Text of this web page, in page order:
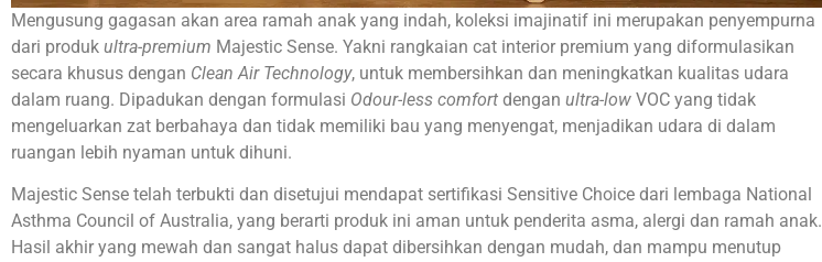
Mengusung gagasan akan area ramah anak yang indah, koleksi imajinatif ini merupakan penyempurna
dari produk ultra-premium Majestic Sense. Yakni rangkaian cat interior premium yang diformulasikan
secara khusus dengan Clean Air Technology, untuk membersihkan dan meningkatkan kualitas udara
dalam ruang. Dipadukan dengan formulasi Odour-less comfort dengan ultra-low VOC yang tidak
mengeluarkan zat berbahaya dan tidak memiliki bau yang menyengat, menjadikan udara di dalam
ruangan lebih nyaman untuk dihuni.
Majestic Sense telah terbukti dan disetujui mendapat sertifikasi Sensitive Choice dari lembaga National
Asthma Council of Australia, yang berarti produk ini aman untuk penderita asma, alergi dan ramah anak.
Hasil akhir yang mewah dan sangat halus dapat dibersihkan dengan mudah, dan mampu menutup